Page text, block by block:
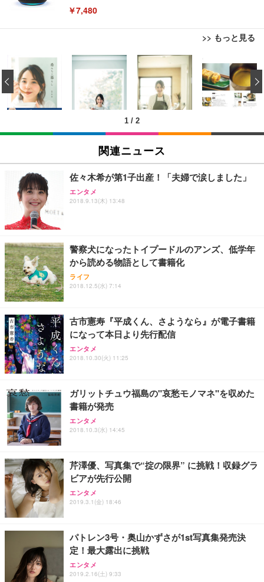
￥7,480
>> もっと見る
[EdoErgo] オフィスチェア 椅子 テレワーク 疲れな
い 跳ね上げ式アームレスト コンパクト 約105度ロッ
キング pc 事務椅子 360度回転 座面昇降 強化ナイロ
ン樹脂ベース 通気性メッシュ 在宅ワーク H-WY01
(黒網+黒枠+黒足)
￥5,699
SIHOO B100 オフィスチェア／デスクチェア メッシ
ュチェア 人間工学 疲れない ブラック
￥27,999
Sezlife オフィスチェア デスクチェア 疲れない テレ
務用 おしゃれ パソコンチェア (ブラック)
Sezlife オフィスチェア デスクチェア 疲れない テレ
ワーク チェア 強化バックレスト 30度ロッキング機
能 人間工学 椅子 腰サポート 90度跳ね上げ式アーム
務用 おしゃれ パソコンチェア (ホワイト)
ANDWINT オフィスチェア デスクチェア 肘なし メ
ッシュ 通気性 ランバーサポート付き 腰サポート ガ
ス圧無段階昇降 360度回転 キャスター付き コンパク
EIZO ビジネス向けプレミアムモニター | FlexScan
EV3240X-WT | 31.5型4K UHD・USB Type-C・ホワ
￥105,595
EIZO ビジネス向けプレミアムモニター | FlexScan
￥109,572
【純正品】27"ゲーミングモニター DualSense 充電
【整備済み品】Dell E2724HS 27インチ 液晶モニタ
ー フルHD（1920×1080）VA 非光沢 HDMI/DisplayP
ort/VGA スピーカー内蔵 高さ調整 スイベル VESA対
【MiniLED/24.5inch/280Hz/FHD】GRAPHT THE S
HOOTER Gaming Monitor 24” Essential ゲーミン
グモニター QD 24.5インチ 1ms FHD 量子ドット 残
Amazonベーシック ペットシーツ 薄型 レギュラー 1
回使い捨て 無香料 ホワイト 300枚
￥3,373
Amazonベーシック ペットシーツ 厚型 ワイド 42枚
x2袋(84枚) ホワイト(吸収面:ライトブルー)
￥3,234
ネオ・ルーライフ ネオ・オムツ L 中型犬用 26枚入
Smart Basic(スマートベーシック) 【Amazon.co.jp
限定】 Smart Basic アイリスオーヤマ ペットシーツ
超厚型 お徳用 ワイド 100枚入 (x 1) (ケース販売)
アイリスオーヤマ ペットシーツ 超厚型 お徳用 レギ
ュラー 200枚入【Amazon.co.jp限定】
1 / 2
‹
関連ニュース
佐々木希が第1子出産！「夫婦で涙しました」
エンタメ
2018.9.13(木) 13:48
警察犬になったトイプードルのアンズ、低学年
から読める物語として書籍化
ライフ
2018.12.5(水) 7:14
古市憲寿『平成くん、さようなら』が電子書籍
になって本日より先行配信
エンタメ
2018.10.30(火) 11:25
ガリットチュウ福島の"哀愁モノマネ"を収めた
書籍が発売
エンタメ
2018.10.3(水) 14:45
芹澤優、写真集で“掟の限界” に挑戦！収録グラ
ビアが先行公開
エンタメ
2019.3.1(金) 18:46
パトレン3号・奥山かずさが1st写真集発売決
定！最大露出に挑戦
エンタメ
2019.2.16(土) 9:33